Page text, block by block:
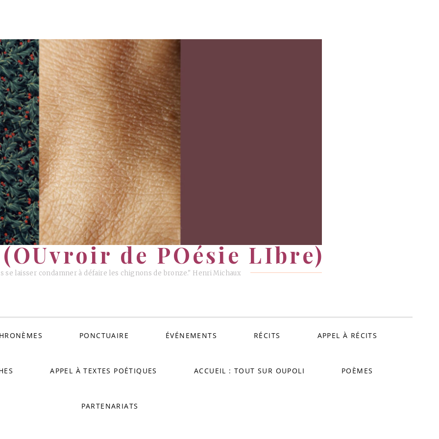
de POésie LIbre)
se laisser condamner à défaire les chignons de bronze." Henri Michaux
PONCTUAIRE ÉVÉNEMENTS RÉCITS APPEL À RÉCITS
APPEL À TEXTES POÉTIQUES ACCUEIL : TOUT SUR OUPOLI POÈMES
PARTENARIATS